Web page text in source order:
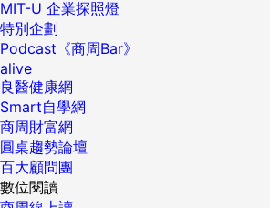
MIT-U 企業探照燈
特別企劃
Podcast《商周Bar》
alive
良醫健康網
Smart自學網
商周財富網
圓桌趨勢論壇
百大顧問團
數位閱讀